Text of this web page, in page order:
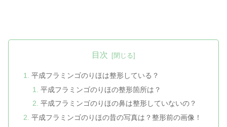
目次
平成フラミンゴのりほは整形している？
平成フラミンゴのりほの整形箇所は？
平成フラミンゴのりほの鼻は整形していないの？
平成フラミンゴのりほの昔の写真は？整形前の画像！